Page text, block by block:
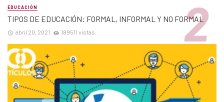
EDUCACIÓN
TIPOS DE EDUCACIÓN: FORMAL, INFORMAL Y NO FORMAL
abril 20, 2021 189511 vistas